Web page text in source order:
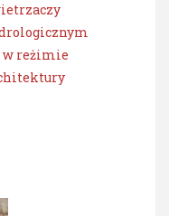
w reżimie